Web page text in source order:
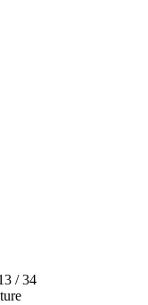
/ 34